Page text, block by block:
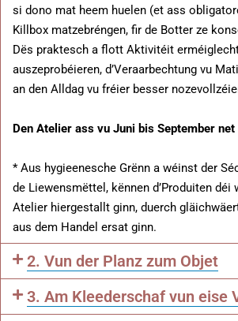
si dono mat heem huelen (et ass
Killbox matzebréngen, fir de Botter ze
Dës praktesch a flott Aktivitéit
auszeprobéieren, d’Veraarbechtung vu
an den Alldag vu fréier besser
Den Atelier ass vu Juni bis September
* Aus hygieenesche Grënn a wéinst der
de Liewensmëttel, kënnen d’Produiten déi
Atelier hiergestallt ginn, duerch
aus dem Handel ersat ginn.
2. Vun der Planz zum Objet
3. Am Kleederschaf vun eise